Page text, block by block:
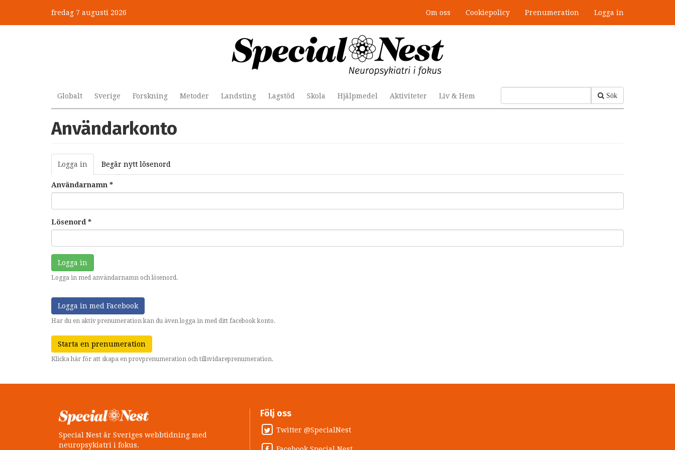
huvudinnehåll
fredag 7 augusti 2026 Om oss Cookiepolicy Prenumeration Logga in
Sök
Globalt Sverige Forskning Metoder Landsting Lagstöd Skola Hjälpmedel Aktiviteter Liv & Hem
Användarkonto
Primära
flikar
Logga in (aktiv
flik)
Begär nytt lösenord
Användarnamn *
Lösenord *
Logga in
Logga in med användarnamn och lösenord.
Logga in med Facebook
Har du en aktiv prenumeration kan du även logga in med ditt facebook konto.
Starta en prenumeration
Klicka här för att skapa en provprenumeration och tillsvidareprenumeration.
Special Nest är Sveriges webbtidning med
neuropsykiatri i fokus.
Följ oss
Twitter @SpecialNest